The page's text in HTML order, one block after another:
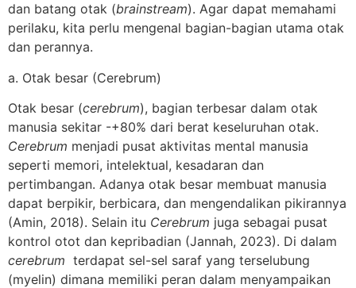
dan batang otak (brainstream). Agar dapat memahami
perilaku, kita perlu mengenal bagian-bagian utama otak
dan perannya.
a. Otak besar (Cerebrum)
Otak besar (cerebrum), bagian terbesar dalam otak
manusia sekitar -+80% dari berat keseluruhan otak.
Cerebrum menjadi pusat aktivitas mental manusia
seperti memori, intelektual, kesadaran dan
pertimbangan. Adanya otak besar membuat manusia
dapat berpikir, berbicara, dan mengendalikan pikirannya
(Amin, 2018). Selain itu Cerebrum juga sebagai pusat
kontrol otot dan kepribadian (Jannah, 2023). Di dalam
cerebrum terdapat sel-sel saraf yang terselubung
(myelin) dimana memiliki peran dalam menyampaikan